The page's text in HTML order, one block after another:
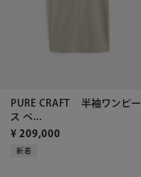
PURE CRAFT 半袖ワンピー
ス ベ...
¥ 209,000
新着